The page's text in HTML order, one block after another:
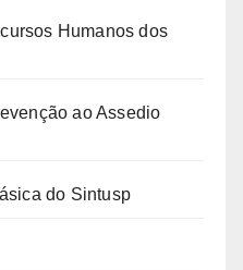
Humanos dos
ao Assedio
do Sintusp